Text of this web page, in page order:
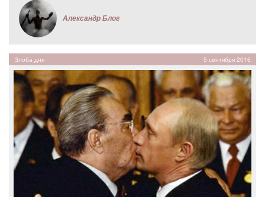
Александр Блог
Злоба дня 5 сентября 2016